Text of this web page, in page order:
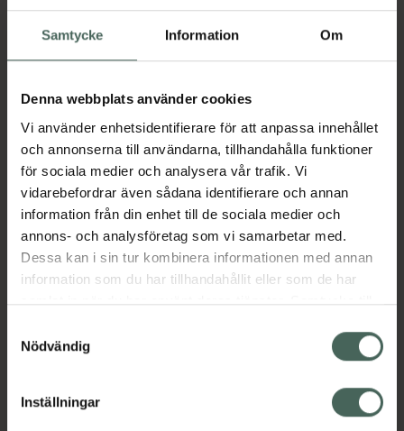
Samtycke Information Om
Denna webbplats använder cookies
Vi använder enhetsidentifierare för att anpassa innehållet
och annonserna till användarna, tillhandahålla funktioner
för sociala medier och analysera vår trafik. Vi
vidarebefordrar även sådana identifierare och annan
information från din enhet till de sociala medier och
annons- och analysföretag som vi samarbetar med.
Dessa kan i sin tur kombinera informationen med annan
information som du har tillhandahållit eller som de har
samlat in när du har använt deras tjänster. Samtycke till
återkalla ditt samtycke via webbplatsens
cookieinställningar. Ett återkallat samtycke påverkar inte
lagligheten av behandling som skett innan återkallelsen.
Nödvändig
Inställningar
Köp via ditt recept
Aktuella erbjudanden
Beskrivning Dölj
Läs alltid bipacksedeln innan
användning.
EAN:05055565733844
Bipacksedel från FASS Visa